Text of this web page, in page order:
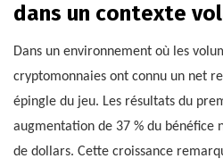
dans un contexte
Dans un environnement où les
cryptomonnaies ont connu un net
épingle du jeu. Les résultats du
augmentation de 37 % du bénéfice
de dollars. Cette croissance